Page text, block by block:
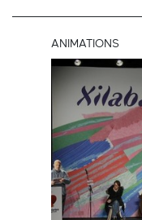
ANIMATIONS